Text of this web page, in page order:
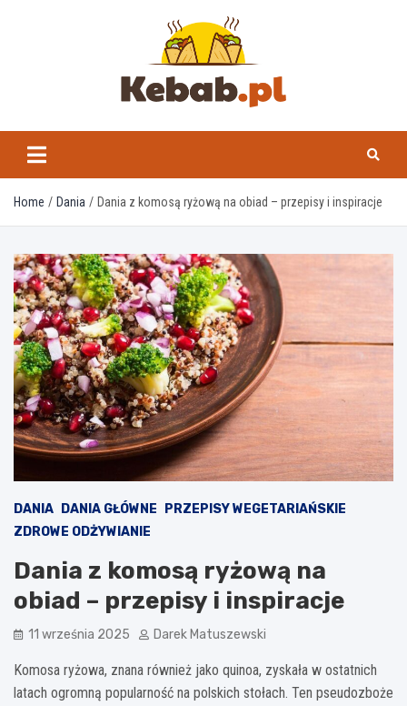
kebab.pl
Home Dania Dania z komosą ryżową na obiad – przepisy i inspiracje
DANIA DANIA GŁÓWNE
PRZEPISY WEGETARIAŃSKIE
ZDROWE ODŻYWIANIE
Dania z komosą ryżową na
obiad – przepisy i inspiracje
11 września 2025 Darek Matuszewski
Komosa ryżowa, znana również jako quinoa, zyskała w ostatnich
latach ogromną popularność na polskich stołach. Ten pseudozboże